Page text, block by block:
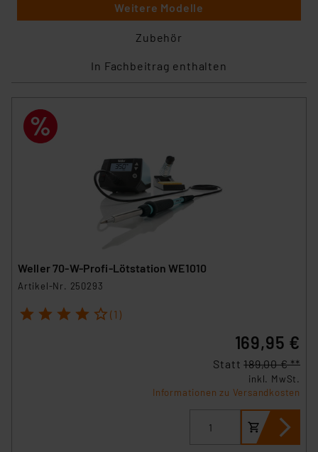
Weitere Modelle
Zubehör
In Fachbeitrag enthalten
Weller 70-W-Profi-Lötstation WE1010
Artikel-Nr. 250293
1 2 3 4 5 (1)
169,95 €
Statt189,00 € **
inkl. MwSt.
Informationen zu Versandkosten